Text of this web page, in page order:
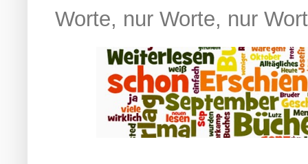
Worte, nur Worte, nur